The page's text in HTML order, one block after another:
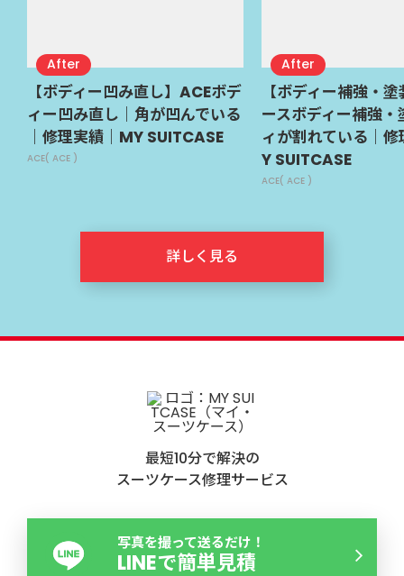
【ボディー凹み直し】ACEボデ
ィー凹み直し｜角が凹んでいる
｜修理実績｜MY SUITCASE
ACE( ACE )
【ボディー補強・
ースボディー補強・
ィが割れている｜
Y SUITCASE
ACE( ACE )
詳しく見る
最短10分で解決の
スーツケース修理サービス
写真を撮って送るだけ！
LINEで簡単見積